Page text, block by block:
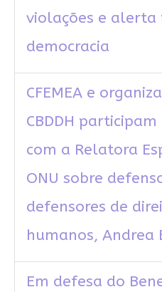
violações e alerta
democracia
CFEMEA e
CBDDH
com a Relatora
ONU sobre
defensores de
humanos, Andrea
Em defesa do